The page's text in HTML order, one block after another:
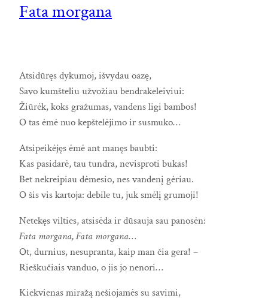
Fata morgana
Atsidūręs dykumoj, išvydau oazę,
Savo kumšteliu užvožiau bendrakeleiviui:
Žiūrėk, koks gražumas, vandens ligi bambos!
O tas ėmė nuo kepštelėjimo ir susmuko…
Atsipeikėjęs ėmė ant manęs baubti:
Kas pasidarė, tau tundra, nevisproti bukas!
Bet nekreipiau dėmesio, nes vandenį gėriau.
O šis vis kartoja: debile tu, juk smėlį grumoji!
Netekęs vilties, atsisėda ir dūsauja sau panosėn:
Fata morgana, Fata morgana…
Ot, durnius, nesupranta, kaip man čia gera! –
Rieškučiais vanduo, o jis jo nenori…
Kiekvienas miražą nešiojamės su savimi,